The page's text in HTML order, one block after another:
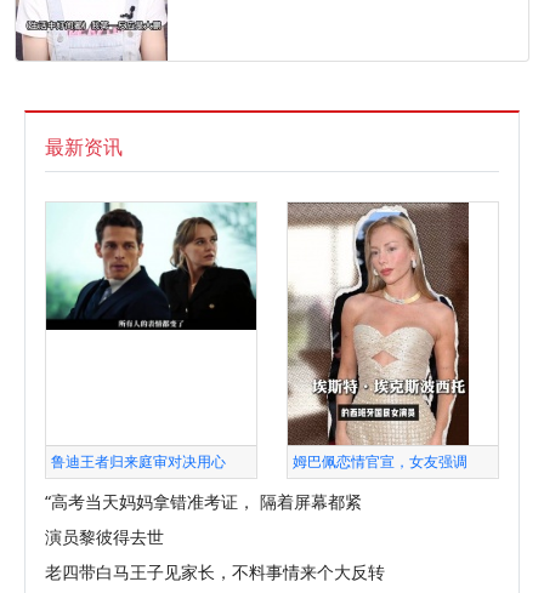
最新资讯
鲁迪王者归来庭审对决用心 姆巴佩恋情官宣，女友强调
“高考当天妈妈拿错准考证， 隔着屏幕都紧
演员黎彼得去世
老四带白马王子见家长，不料事情来个大反转